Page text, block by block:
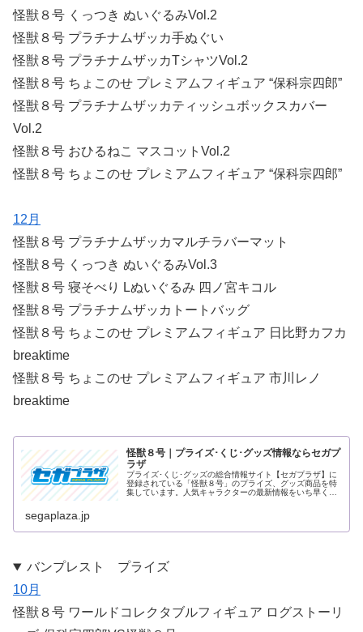
怪獣８号 くっつき ぬいぐるみVol.2
怪獣８号 プラチナムザッカ手ぬぐい
怪獣８号 プラチナムザッカTシャツVol.2
怪獣８号 ちょこのせ プレミアムフィギュア “保科宗四郎”
怪獣８号 プラチナムザッカティッシュボックスカバー
Vol.2
怪獣８号 おひるねこ マスコットVol.2
怪獣８号 ちょこのせ プレミアムフィギュア “保科宗四郎”
12月
怪獣８号 プラチナムザッカマルチラバーマット
怪獣８号 くっつき ぬいぐるみVol.3
怪獣８号 寝そべり Lぬいぐるみ 四ノ宮キコル
怪獣８号 プラチナムザッカトートバッグ
怪獣８号 ちょこのせ プレミアムフィギュア 日比野カフカ
breaktime
怪獣８号 ちょこのせ プレミアムフィギュア 市川レノ
breaktime
怪獣８号｜プライズ･くじ･グッズ情報ならセガプ
ラザ
プライズ･くじ･グッズの総合情報サイト【セガプラザ】に
登録されている「怪獣８号」のプライズ、グッズ商品を特
集しています。人気キャラクターの最新情報をいち早くお
segaplaza.jp
バンプレスト プライズ
10月
怪獣８号 ワールドコレクタブルフィギュア ログストーリ